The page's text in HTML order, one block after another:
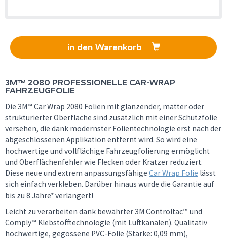
in den Warenkorb
3M™ 2080 PROFESSIONELLE CAR-WRAP
FAHRZEUGFOLIE
Die 3M™ Car Wrap 2080 Folien mit glänzender, matter oder
strukturierter Oberfläche sind zusätzlich mit einer Schutzfolie
versehen, die dank modernster Folientechnologie erst nach der
abgeschlossenen Applikation entfernt wird. So wird eine
hochwertige und vollflächige Fahrzeugfolierung ermöglicht
und Oberflächenfehler wie Flecken oder Kratzer reduziert.
Diese neue und extrem anpassungsfähige Car Wrap Folie lässt
sich einfach verkleben. Darüber hinaus wurde die Garantie auf
bis zu 8 Jahre* verlängert!
Leicht zu verarbeiten dank bewährter 3M Controltac™ und
Comply™ Klebstofftechnologie (mit Luftkanälen). Qualitativ
hochwertige, gegossene PVC-Folie (Stärke: 0,09 mm),